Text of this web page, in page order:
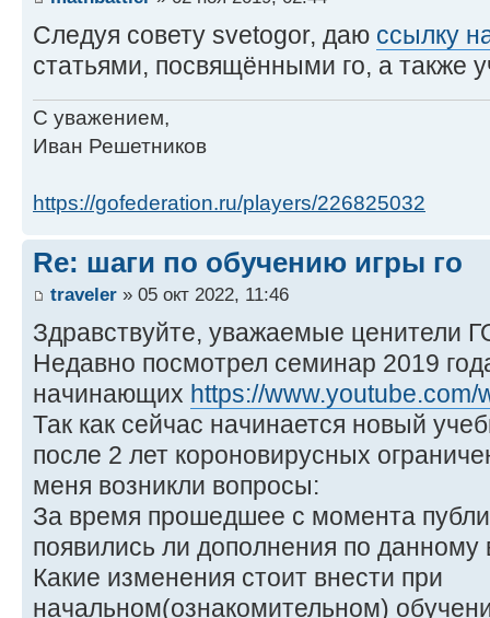
Следуя совету svetogor, даю ссылку
статьями, посвящёнными го, а также
С уважением,
Иван Решетников
https://gofederation.ru/players/226825032
Re: шаги по обучению игры го
traveler » 05 окт 2022, 11:46
Здравствуйте, уважаемые ценители
Недавно посмотрел семинар 2019
начинающих https://
Так как сейчас начинается новый
после 2 лет короновирусных
меня возникли вопросы:
За время прошедшее с момента
появились ли дополнения по данному
Какие изменения стоит внести при
начальном(ознакомительном)